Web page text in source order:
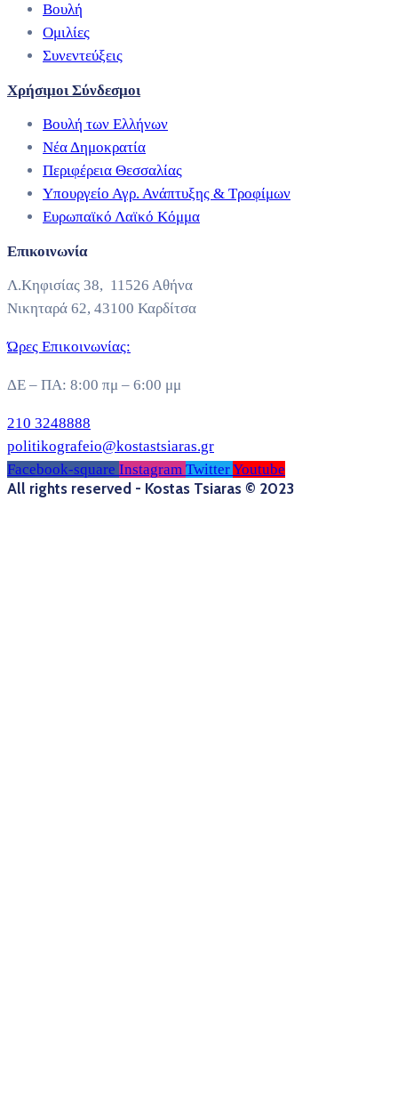
Βουλή
Ομιλίες
Συνεντεύξεις
Χρήσιμοι Σύνδεσμοι
Βουλή των Ελλήνων
Νέα Δημοκρατία
Περιφέρεια Θεσσαλίας
Υπουργείο Αγρ. Ανάπτυξης & Τροφίμων
Ευρωπαϊκό Λαϊκό Κόμμα
Επικοινωνία
Λ.Κηφισίας 38, 11526 Αθήνα
Νικηταρά 62, 43100 Καρδίτσα
Ώρες Επικοινωνίας:
ΔΕ – ΠΑ: 8:00 πμ – 6:00 μμ
210 3248888
politikografeio@kostastsiaras.gr
Facebook-square Instagram TwitterYoutube
All rights reserved - Kostas Tsiaras © 2023